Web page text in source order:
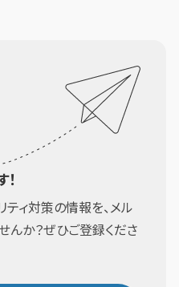
ティ対策の情報を、メル
んか？ぜひご登録くださ